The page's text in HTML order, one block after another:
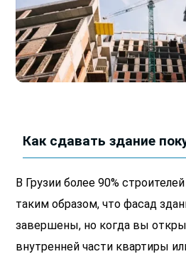
Как сдавать здание
В Грузии более 90%
таким образом, что фасад
завершены, но когда вы
внутренней части квартиры